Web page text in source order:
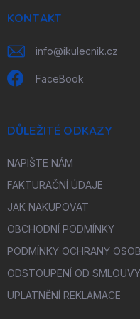
KONTAKT
info@ikulecnik.cz
FaceBook
DŮLEŽITÉ ODKAZY
NAPIŠTE NÁM
FAKTURAČNÍ ÚDAJE
JAK NAKUPOVAT
OBCHODNÍ PODMÍNKY
PODMÍNKY OCHRANY
ODSTOUPENÍ OD SMLOUVY
UPLATNĚNÍ REKLAMACE